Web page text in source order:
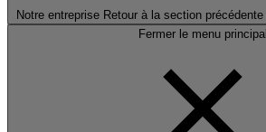
Notre entreprise Retour à la section précédente
Fermer le menu principal